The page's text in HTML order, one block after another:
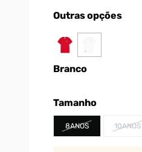
Outras opções
Branco
Tamanho
8ANOS 10ANOS